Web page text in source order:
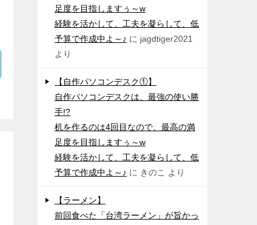
足度を目指しますぅ～w
経験を活かして、工夫を凝らして、低
予算で作成中よ～♪ に jagdtiger2021
より
【自作パソコンデスク①】
自作パソコンデスクは、最強の使い勝
手!?
机を作るのは4回目なので、最高の満
足度を目指しますぅ～w
経験を活かして、工夫を凝らして、低
予算で作成中よ～♪ に きのこ より
【ラーメン】
前回食べた「台湾ラーメン」が旨かっ